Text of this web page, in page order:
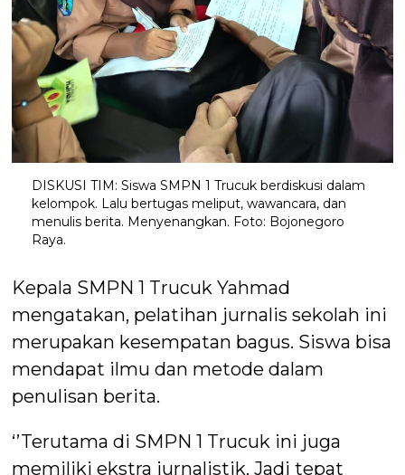
DISKUSI TIM: Siswa SMPN 1 Trucuk berdiskusi dalam
kelompok. Lalu bertugas meliput, wawancara, dan
menulis berita. Menyenangkan. Foto: Bojonegoro
Raya.
Kepala SMPN 1 Trucuk Yahmad
mengatakan, pelatihan jurnalis sekolah ini
merupakan kesempatan bagus. Siswa bisa
mendapat ilmu dan metode dalam
penulisan berita.
‘’Terutama di SMPN 1 Trucuk ini juga
memiliki ekstra jurnalistik. Jadi tepat